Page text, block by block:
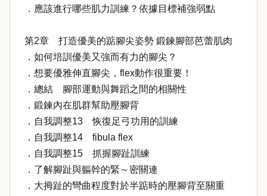
．應該進行哪些肌力訓練？依據目標補強弱點
第2章 打造優美的踮腳尖姿勢 鍛鍊腳部芭蕾肌肉
．如何培訓優美又強而有力的腳尖？
．想要優雅伸直腳尖，flex動作很重要！
．總結 腳部運動與舞蹈之間的相關性
．鍛鍊內在肌群幫助壓腳背
．自我調整13 恢復足弓功用的訓練
．自我調整14 fibula flex
．自我調整15 抓握腳趾訓練
．了解腳趾與軀幹的緊～密關連
．大拇趾的彎曲程度對於半踮時的壓腳背至關重